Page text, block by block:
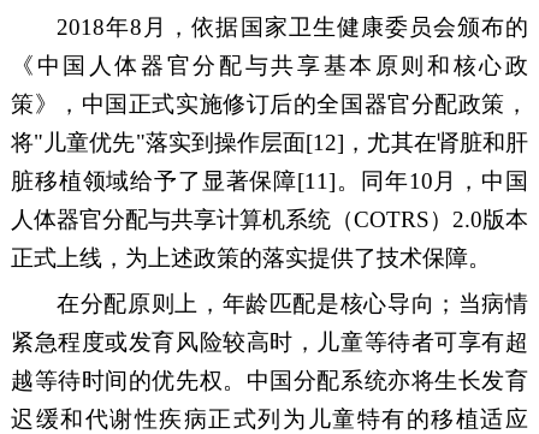
2018年8 月，依据国家卫生健康委员会颁布的
《中国人体器官分配与共享基本原则和核心政
策》，中国正式实施修订后的全国器官分配政策，
将"儿童优先"落实到操作层面[12] ，尤其在肾脏和肝
脏移植领域给予了显著保障[11]。同年10 月，中国
人体器官分配与共享计算机系统（COTRS） 2.0版本
正式上线，为上述政策的落实提供了技术保障。
在分配原则上，年龄匹配是核心导向；当病情
紧急程度或发育风险较高时，儿童等待者可享有超
越等待时间的优先权。中国分配系统亦将生长发育
迟缓和代谢性疾病正式列为儿童特有的移植适应